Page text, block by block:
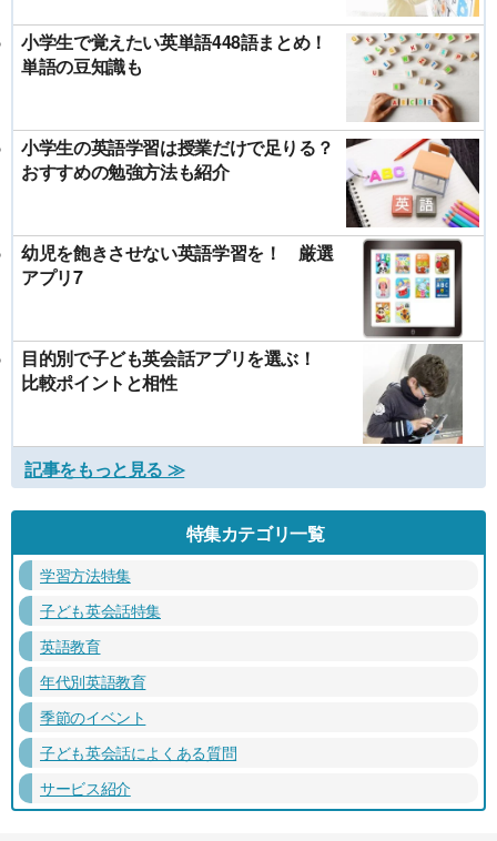
小学生で覚えたい英単語448語まとめ！
単語の豆知識も
小学生の英語学習は授業だけで足りる？
おすすめの勉強方法も紹介
幼児を飽きさせない英語学習を！ 厳選
アプリ7
目的別で子ども英会話アプリを選ぶ！
比較ポイントと相性
記事をもっと見る ≫
特集カテゴリ一覧
学習方法特集
子ども英会話特集
英語教育
年代別英語教育
季節のイベント
子ども英会話によくある質問
サービス紹介